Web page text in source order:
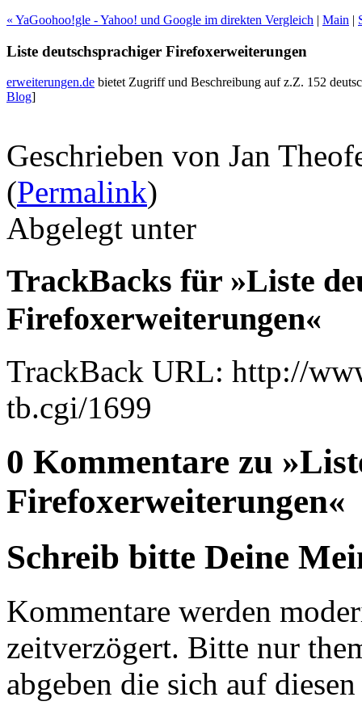
« YaGoohoo!gle - Yahoo! und Google im direkten Vergleich | Main |
Liste deutschsprachiger Firefoxerweiterungen
erweiterungen.de bietet Zugriff und Beschreibung auf z.Z. 152
Blog]
Geschrieben von Jan
(Permalink)
Abgelegt unter
TrackBacks für »Liste
Firefoxerweiterungen«
TrackBack URL: http://
tb.cgi/1699
0 Kommentare zu
Firefoxerweiterungen«
Schreib bitte Deine
Kommentare werden
zeitverzögert. Bitte nur
abgeben die sich auf